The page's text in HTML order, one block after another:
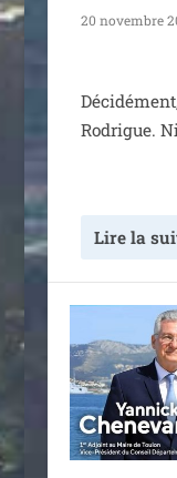
20 novembre
Rodrigue.
Lire la